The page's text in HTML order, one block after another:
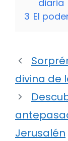
diaria
3 El
divina de
Jerusalén